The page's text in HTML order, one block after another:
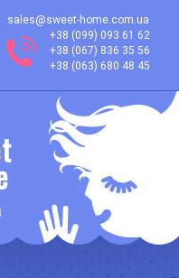
sales@sweet-home.com.ua
+38 (099) 093 61 62
+38 (067) 836 35 56
+38 (063) 680 48 45